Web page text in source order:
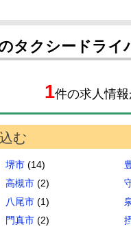
タクシードライ
1件の求人情
む
堺市 (14)
高槻市 (2)
八尾市 (1)
門真市 (2)